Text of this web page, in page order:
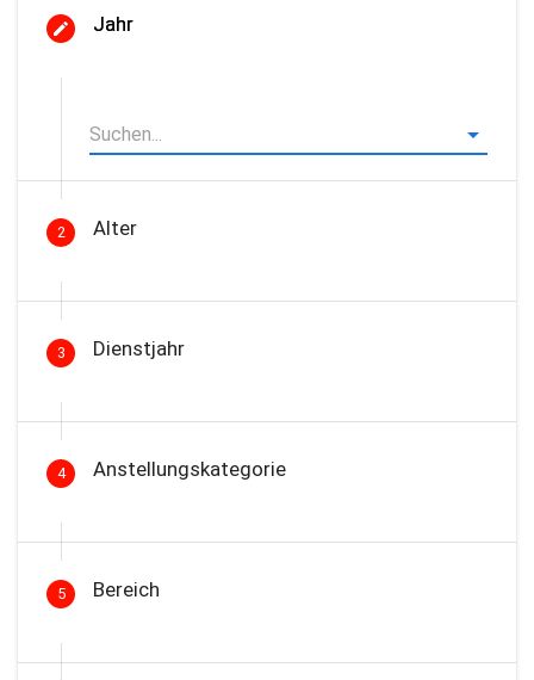
Jahr
2 Alter
3 Dienstjahr
4 Anstellungskategorie
5 Bereich